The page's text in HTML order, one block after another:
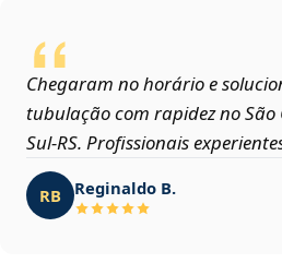
Chegaram no horário e
tubulação com rapidez no São
Sul‑RS. Profissionais
RB Reginaldo B.